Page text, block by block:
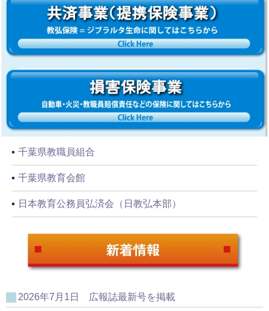
千葉県教職員組合
千葉県教育会館
日本教育公務員弘済会（日教弘本部）
2026年7月1日 広報誌最新号を掲載